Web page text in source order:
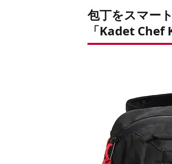
包丁をスマー
「Kadet Chef